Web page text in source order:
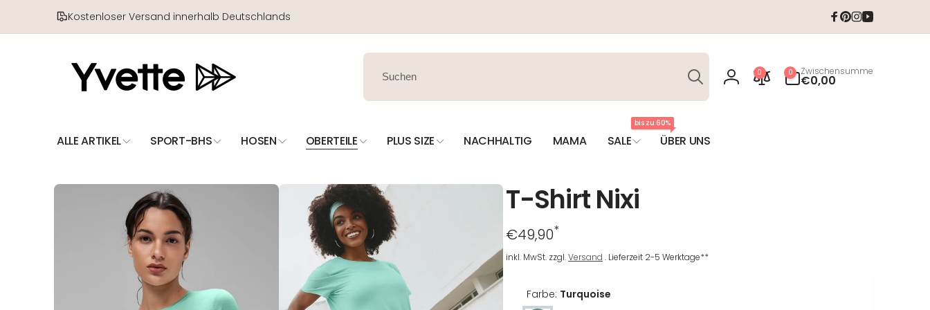
Kostenloser Versand innerhalb Deutschlands Facebook
Pinterest
Instagram
YouTube
Suchen
Einloggen
0 0
Artikel
Zwischensumme
€0,00
ALLE ARTIKEL SPORT-BHS HOSEN OBERTEILE PLUS SIZE NACHHALTIG MAMA SALE
bis zu 60%
ÜBER UNS
Produktinformationen
T-Shirt Nixi
Regulärer
Preis
€49,90*
inkl. MwSt. zzgl.Versand . Lieferzeit 2-5 Werktage**
Farbe: Turquoise